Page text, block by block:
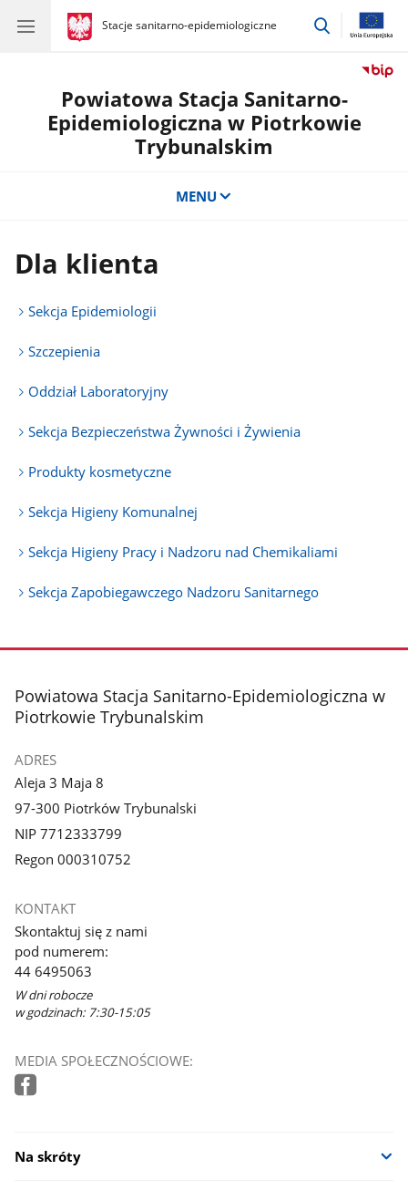
gov.pl
Stacje sanitarno-epidemiologiczne
gov.pl
Stacje
przejdź
Powiatowa Stacja Sanitarno-
Epidemiologiczna w Piotrkowie
Trybunalskim
MENU
Dla klienta
Sekcja Epidemiologii
Szczepienia
Oddział Laboratoryjny
Sekcja Bezpieczeństwa Żywności i Żywienia
Produkty kosmetyczne
Sekcja Higieny Komunalnej
Sekcja Higieny Pracy i Nadzoru nad Chemikaliami
Sekcja Zapobiegawczego Nadzoru Sanitarnego
stopka
Powiatowa Stacja Sanitarno-Epidemiologiczna w
Piotrkowie Trybunalskim
ADRES
Aleja 3 Maja 8
97-300 Piotrków Trybunalski
NIP 7712333799
Regon 000310752
KONTAKT
Skontaktuj się z nami
pod numerem:
44 6495063
W dni robocze
w godzinach: 7:30-15:05
MEDIA SPOŁECZNOŚCIOWE:
Na skróty